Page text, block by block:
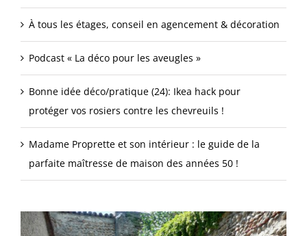
À tous les étages, conseil en agencement & décoration
Podcast « La déco pour les aveugles »
Bonne idée déco/pratique (24): Ikea hack pour
protéger vos rosiers contre les chevreuils !
Madame Proprette et son intérieur : le guide de la
parfaite maîtresse de maison des années 50 !